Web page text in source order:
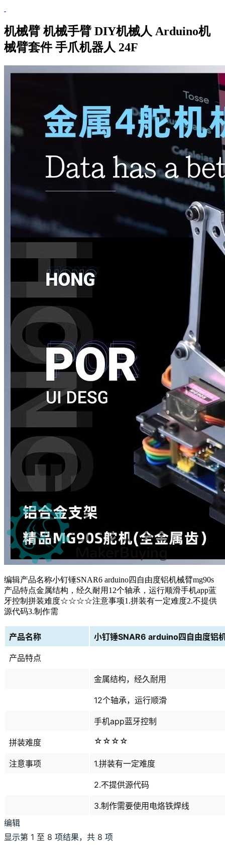
机械臂 机械手臂 DIY机械人 Arduino机
械臂套件 手爪机器人 24F
编辑产品名称小钉锤SNAR6 arduino四自由度铝机械臂mg90s
产品特点金属结构，经久耐用12个轴承，运行顺滑手机app蓝
牙控制拼装难度☆☆☆☆注意事项1.拼装有一定难度2.不提供
源代码3.制作需
编辑
产品名称 小钉锤SNAR6 arduino四自由度铝
产品特点
金属结构，经久耐用
12个轴承，运行顺滑
手机app蓝牙控制
拼装难度 ☆☆☆☆
注意事项 1.拼装有一定难度
2.不提供源代码
3.制作需要使用电烙铁焊线
显示第 1 至 8 项结果，共 8 项